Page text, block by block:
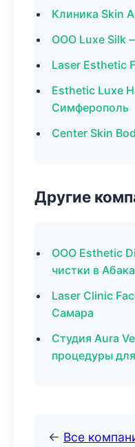
Клиника Skin
ООО Luxe Silk
Laser Esthetic
Esthetic Luxe
Симферополь
Center Skin
Другие
ООО Esthetic
чистки в
Laser Clinic
Самара
Студия Aura
процедуры
← Все